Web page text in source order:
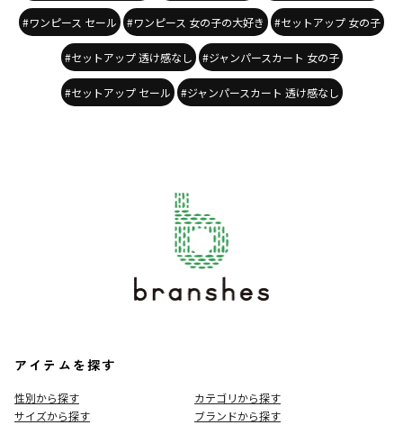
#ワンピース セール #ワンピース 女の子の大好き #セットアップ 女の子
#セットアップ 透け感なし #ジャンパースカート 女の子
#セットアップ セール #ジャンパースカート 透け感なし
アイテムを探す
性別から探す
カテゴリから探す
サイズから探す
ブランドから探す